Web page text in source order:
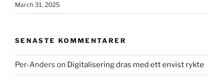
March 31, 2025
SENASTE KOMMENTARER
Per-Anders on Digitalisering dras med ett envist rykte